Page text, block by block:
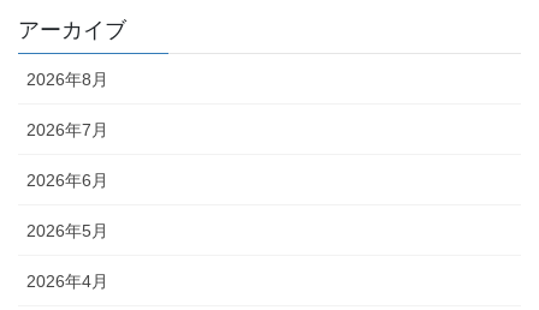
アーカイブ
2026年8月
2026年7月
2026年6月
2026年5月
2026年4月